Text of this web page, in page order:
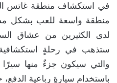
في استكشاف منطقة غاتس
منطقة واسعة للعب بشكل
لدى الكثيرين من عشاق
ستذهب في رحلةٍ استكشافية
والتي سيكون جزءٌ منها سيرًا
باستخدام سيارةٍ رباعية